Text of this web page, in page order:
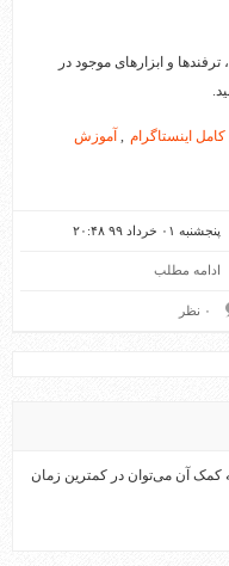
و ابزار‌های موجود در
اینستاگرام , آموزش
پنجشنبه ۰۱ خرداد ۹۹ ۲۰:۴۸
ادامه مطلب
۰ نظر
کمک آن می‌توان در کمترین زمان